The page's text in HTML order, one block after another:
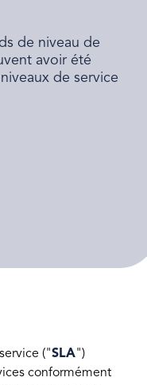
de niveau de
avoir été
de service
("SLA")
conformément